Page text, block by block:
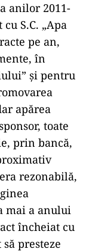
anilor 2011-
S.C. „Apa
pe an,
în
și pentru
apărea
toate
prin bancă,
rezonabilă,
mai a anului
încheiat cu
să presteze